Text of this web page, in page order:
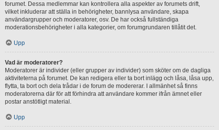
forumet. Dessa medlemmar kan kontrollera alla aspekter av forumets drift,
vilket inkluderar att ställa in behörigheter, bannlysa användare, skapa
användargrupper och moderatorer, osv. De har också fullständiga
moderationsbehörigheter i alla kategorier, om forumgrundaren tillåtit det.
Upp
Vad är moderatorer?
Moderatorer är individer (eller grupper av individer) som sköter om de dagliga
aktiviteterna på forumet. De kan redigera eller ta bort inlägg och låsa, låsa upp,
flytta, ta bort och dela trådar i de forum de modererar. I allmänhet så finns
moderatorerna där för att förhindra att användare kommer ifrån ämnet eller
postar anstötligt material.
Upp